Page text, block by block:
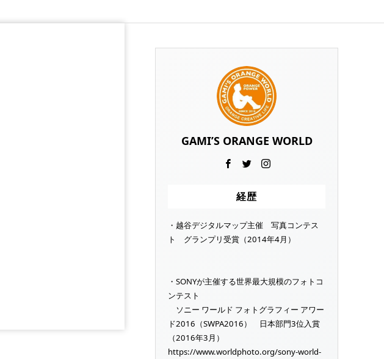
GAMI’S ORANGE WORLD
経歴
・越谷デジタルマップ主催 写真コンテス
ト グランプリ受賞（2014年4月）
・SONYが主催する世界最大規模のフォトコ
ンテスト
ソニー ワールド フォトグラフィー アワー
ド2016（SWPA2016） 日本部門3位入賞
（2016年3月）
https://www.worldphoto.org/sony-world-